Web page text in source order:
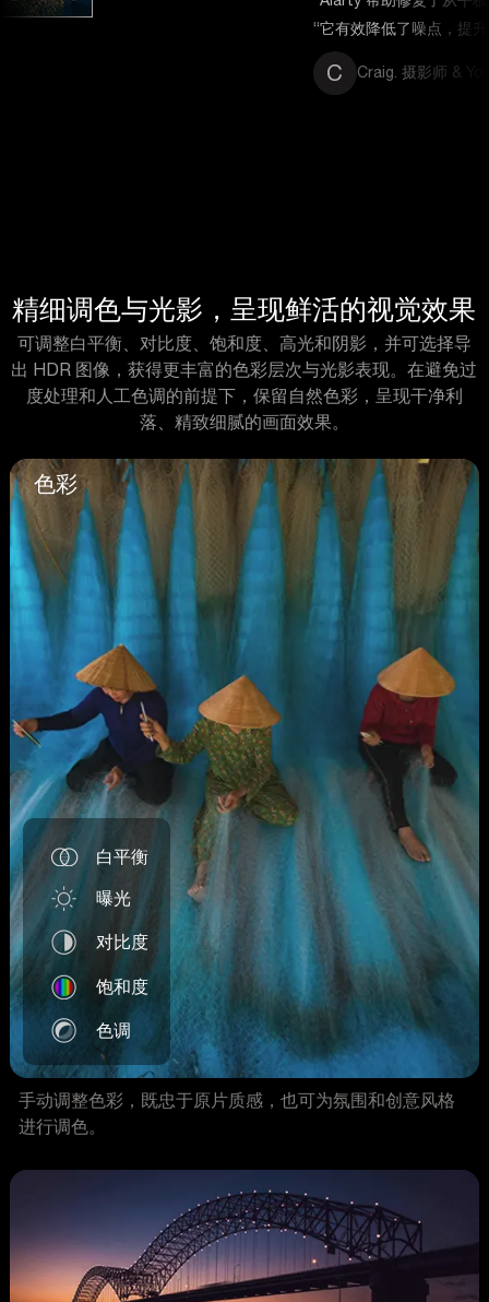
“它有效降低了噪点，提升了锐度，使打印效果更好。”
精细调色与光影，呈现鲜活的视觉效果
可调整白平衡、对比度、饱和度、高光和阴影，并可选择导
出 HDR 图像，获得更丰富的色彩层次与光影表现。在避免过
度处理和人工色调的前提下，保留自然色彩，呈现干净利
落、精致细腻的画面效果。
色彩
白平衡
曝光
对比度
饱和度
色调
手动调整色彩，既忠于原片质感，也可为氛围和创意风格
进行调色。